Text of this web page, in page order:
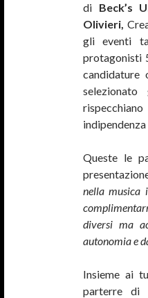
di Beck’s
Olivieri,
gli eventi
protagonisti
candidature
Queste le
nella musica
diversi ma
autonomia e
Insieme ai
parterre di